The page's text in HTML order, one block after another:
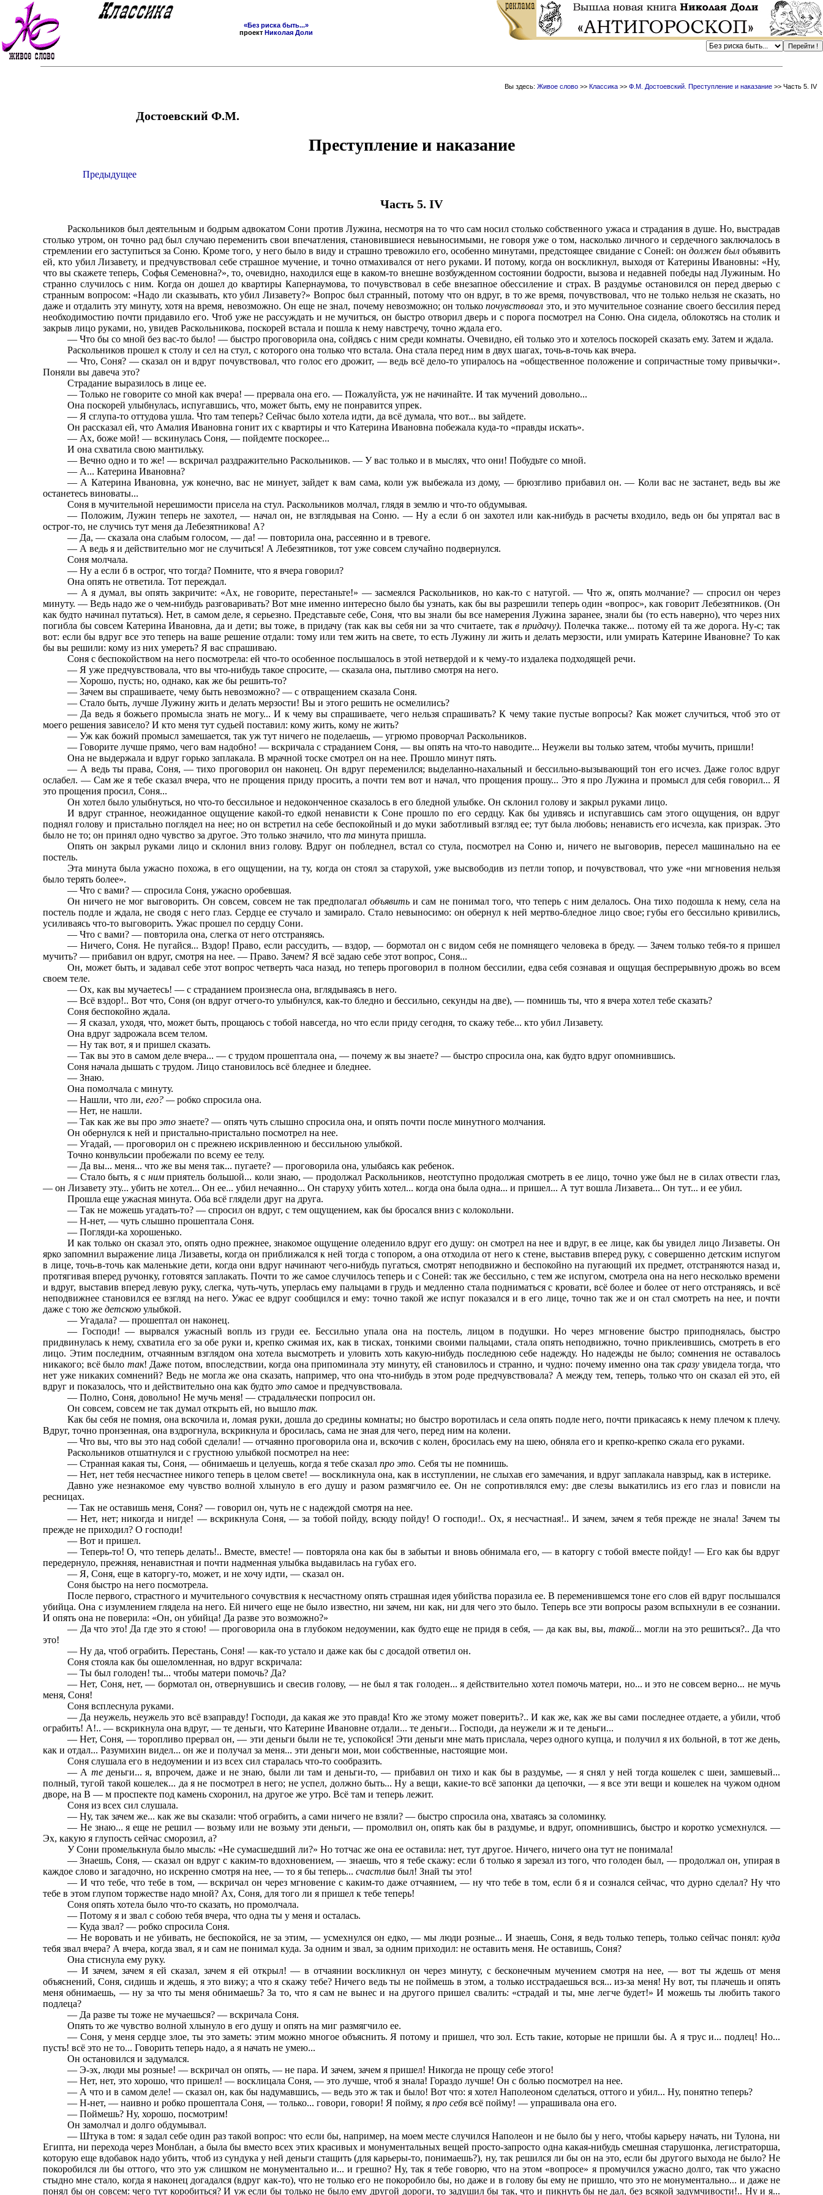
«Без риска быть...»
проект Николая Доли
Вы здесь: Живое слово >> Классика >> Ф.М. Достоевский. Преступление и наказание >> Часть 5. IV
Достоевский Ф.М.
Преступление и наказание
Предыдущее
Часть 5. IV
Раскольников был деятельным и бодрым адвокатом Сони против Лужина, несмотря на то что сам носил столько собственного ужаса и страдания в душе. Но, выстрадав
столько утром, он точно рад был случаю переменить свои впечатления, становившиеся невыносимыми, не говоря уже о том, насколько личного и сердечного заключалось в
стремлении его заступиться за Соню. Кроме того, у него было в виду и страшно тревожило его, особенно минутами, предстоящее свидание с Соней: он должен былобъявить
ей, кто убил Лизавету, и предчувствовал себе страшное мучение, и точно отмахивался от него руками. И потому, когда он воскликнул, выходя от Катерины Ивановны: «Ну,
что вы скажете теперь, Софья Семеновна?», то, очевидно, находился еще в каком-то внешне возбужденном состоянии бодрости, вызова и недавней победы над Лужиным. Но
странно случилось с ним. Когда он дошел до квартиры Капернаумова, то почувствовал в себе внезапное обессиление и страх. В раздумье остановился он перед дверью с
странным вопросом: «Надо ли сказывать, кто убил Лизавету?» Вопрос был странный, потому что он вдруг, в то же время, почувствовал, что не только нельзя не сказать, но
даже и отдалить эту минуту, хотя на время, невозможно. Он еще не знал, почему невозможно; он толькопочувствовал это, и это мучительное сознание своего бессилия перед
необходимостию почти придавило его. Чтоб уже не рассуждать и не мучиться, он быстро отворил дверь и с порога посмотрел на Соню. Она сидела, облокотясь на столик и
закрыв лицо руками, но, увидев Раскольникова, поскорей встала и пошла к нему навстречу, точно ждала его.
— Что бы со мной без вас-то было! — быстро проговорила она, сойдясь с ним среди комнаты. Очевидно, ей только это и хотелось поскорей сказать ему. Затем и ждала.
Раскольников прошел к столу и сел на стул, с которого она только что встала. Она стала перед ним в двух шагах, точь-в-точь как вчера.
— Что, Соня? — сказал он и вдруг почувствовал, что голос его дрожит, — ведь всё дело-то упиралось на «общественное положение и сопричастные тому привычки».
Поняли вы давеча это?
Страдание выразилось в лице ее.
— Только не говорите со мной как вчера! — прервала она его. — Пожалуйста, уж не начинайте. И так мучений довольно...
Она поскорей улыбнулась, испугавшись, что, может быть, ему не понравится упрек.
— Я сглупа-то оттудова ушла. Что там теперь? Сейчас было хотела идти, да всё думала, что вот... вы зайдете.
Он рассказал ей, что Амалия Ивановна гонит их с квартиры и что Катерина Ивановна побежала куда-то «правды искать».
— Ах, боже мой! — вскинулась Соня, — пойдемте поскорее...
И она схватила свою мантильку.
— Вечно одно и то же! — вскричал раздражительно Раскольников. — У вас только и в мыслях, что они! Побудьте со мной.
— А... Катерина Ивановна?
— А Катерина Ивановна, уж конечно, вас не минует, зайдет к вам сама, коли уж выбежала из дому, — брюзгливо прибавил он. — Коли вас не застанет, ведь вы же
останетесь виноваты...
Соня в мучительной нерешимости присела на стул. Раскольников молчал, глядя в землю и что-то обдумывая.
— Положим, Лужин теперь не захотел, — начал он, не взглядывая на Соню. — Ну а если б он захотел или как-нибудь в расчеты входило, ведь он бы упрятал вас в
острог-то, не случись тут меня да Лебезятникова! А?
— Да, — сказала она слабым голосом, — да! — повторила она, рассеянно и в тревоге.
— А ведь я и действительно мог не случиться! А Лебезятников, тот уже совсем случайно подвернулся.
Соня молчала.
— Ну а если б в острог, что тогда? Помните, что я вчера говорил?
Она опять не ответила. Тот переждал.
— А я думал, вы опять закричите: «Ах, не говорите, перестаньте!» — засмеялся Раскольников, но как-то с натугой. — Что ж, опять молчание? — спросил он через
минуту. — Ведь надо же о чем-нибудь разговаривать? Вот мне именно интересно было бы узнать, как бы вы разрешили теперь один «вопрос», как говорит Лебезятников. (Он
как будто начинал путаться). Нет, в самом деле, я серьезно. Представьте себе, Соня, что вы знали бы все намерения Лужина заранее, знали бы (то есть наверно), что через них
погибла бы совсем Катерина Ивановна, да и дети; вы тоже, в придачу (так как вы себя ни за что считаете, такв придачу).Полечка также... потому ей та же дорога. Ну-с; так
вот: если бы вдруг все это теперь на ваше решение отдали: тому или тем жить на свете, то есть Лужину ли жить и делать мерзости, или умирать Катерине Ивановне? То как
бы вы решили: кому из них умереть? Я вас спрашиваю.
Соня с беспокойством на него посмотрела: ей что-то особенное послышалось в этой нетвердой и к чему-то издалека подходящей речи.
— Я уже предчувствовала, что вы что-нибудь такое спросите, — сказала она, пытливо смотря на него.
— Хорошо, пусть; но, однако, как же бы решить-то?
— Зачем вы спрашиваете, чему быть невозможно? — с отвращением сказала Соня.
— Стало быть, лучше Лужину жить и делать мерзости! Вы и этого решить не осмелились?
— Да ведь я божьего промысла знать не могу... И к чему вы спрашиваете, чего нельзя спрашивать? К чему такие пустые вопросы? Как может случиться, чтоб это от
моего решения зависело? И кто меня тут судьей поставил: кому жить, кому не жить?
— Уж как божий промысл замешается, так уж тут ничего не поделаешь, — угрюмо проворчал Раскольников.
— Говорите лучше прямо, чего вам надобно! — вскричала с страданием Соня, — вы опять на что-то наводите... Неужели вы только затем, чтобы мучить, пришли!
Она не выдержала и вдруг горько заплакала. В мрачной тоске смотрел он на нее. Прошло минут пять.
— А ведь ты права, Соня, — тихо проговорил он наконец. Он вдруг переменился; выделанно-нахальный и бессильно-вызывающий тон его исчез. Даже голос вдруг
ослабел. — Сам же я тебе сказал вчера, что не прощения приду просить, а почти тем вот и начал, что прощения прошу... Это я про Лужина и промысл для себя говорил... Я
это прощения просил, Соня...
Он хотел было улыбнуться, но что-то бессильное и недоконченное сказалось в его бледной улыбке. Он склонил голову и закрыл руками лицо.
И вдруг странное, неожиданное ощущение какой-то едкой ненависти к Соне прошло по его сердцу. Как бы удивясь и испугавшись сам этого ощущения, он вдруг
поднял голову и пристально поглядел на нее; но он встретил на себе беспокойный и до муки заботливый взгляд ее; тут была любовь; ненависть его исчезла, как призрак. Это
было не то; он принял одно чувство за другое. Это только значило, что та минута пришла.
Опять он закрыл руками лицо и склонил вниз голову. Вдруг он побледнел, встал со стула, посмотрел на Соню и, ничего не выговорив, пересел машинально на ее
постель.
Эта минута была ужасно похожа, в его ощущении, на ту, когда он стоял за старухой, уже высвободив из петли топор, и почувствовал, что уже «ни мгновения нельзя
было терять более».
— Что с вами? — спросила Соня, ужасно оробевшая.
Он ничего не мог выговорить. Он совсем, совсем не так предполагалобъявитьи сам не понимал того, что теперь с ним делалось. Она тихо подошла к нему, села на
постель подле и ждала, не сводя с него глаз. Сердце ее стучало и замирало. Стало невыносимо: он обернул к ней мертво-бледное лицо свое; губы его бессильно кривились,
усиливаясь что-то выговорить. Ужас прошел по сердцу Сони.
— Что с вами? — повторила она, слегка от него отстраняясь.
— Ничего, Соня. Не пугайся... Вздор! Право, если рассудить, — вздор, — бормотал он с видом себя не помнящего человека в бреду. — Зачем только тебя-то я пришел
мучить? — прибавил он вдруг, смотря на нее. — Право. Зачем? Я всё задаю себе этот вопрос, Соня...
Он, может быть, и задавал себе этот вопрос четверть часа назад, но теперь проговорил в полном бессилии, едва себя сознавая и ощущая беспрерывную дрожь во всем
своем теле.
— Ох, как вы мучаетесь! — с страданием произнесла она, вглядываясь в него.
— Всё вздор!.. Вот что, Соня (он вдруг отчего-то улыбнулся, как-то бледно и бессильно, секунды на две), — помнишь ты, что я вчера хотел тебе сказать?
Соня беспокойно ждала.
— Я сказал, уходя, что, может быть, прощаюсь с тобой навсегда, но что если приду сегодня, то скажу тебе... кто убил Лизавету.
Она вдруг задрожала всем телом.
— Ну так вот, я и пришел сказать.
— Так вы это в самом деле вчера... — с трудом прошептала она, — почему ж вы знаете? — быстро спросила она, как будто вдруг опомнившись.
Соня начала дышать с трудом. Лицо становилось всё бледнее и бледнее.
— Знаю.
Она помолчала с минуту.
— Нашли, что ли, его? —робко спросила она.
— Нет, не нашли.
— Так как же вы про это знаете? — опять чуть слышно спросила она, и опять почти после минутного молчания.
Он обернулся к ней и пристально-пристально посмотрел на нее.
— Угадай, — проговорил он с прежнею искривленною и бессильною улыбкой.
Точно конвульсии пробежали по всему ее телу.
— Да вы... меня... что же вы меня так... пугаете? — проговорила она, улыбаясь как ребенок.
— Стало быть, я с нимприятель большой... коли знаю, — продолжал Раскольников, неотступно продолжая смотреть в ее лицо, точно уже был не в силах отвести глаз,
— он Лизавету эту... убить не хотел... Он ее... убил нечаянно... Он старуху убить хотел... когда она была одна... и пришел... А тут вошла Лизавета... Он тут... и ее убил.
Прошла еще ужасная минута. Оба всё глядели друг на друга.
— Так не можешь угадать-то? — спросил он вдруг, с тем ощущением, как бы бросался вниз с колокольни.
— Н-нет, — чуть слышно прошептала Соня.
— Погляди-ка хорошенько.
И как только он сказал это, опять одно прежнее, знакомое ощущение оледенило вдруг его душу: он смотрел на нее и вдруг, в ее лице, как бы увидел лицо Лизаветы. Он
ярко запомнил выражение лица Лизаветы, когда он приближался к ней тогда с топором, а она отходила от него к стене, выставив вперед руку, с совершенно детским испугом
в лице, точь-в-точь как маленькие дети, когда они вдруг начинают чего-нибудь пугаться, смотрят неподвижно и беспокойно на пугающий их предмет, отстраняются назад и,
протягивая вперед ручонку, готовятся заплакать. Почти то же самое случилось теперь и с Соней: так же бессильно, с тем же испугом, смотрела она на него несколько времени
и вдруг, выставив вперед левую руку, слегка, чуть-чуть, уперлась ему пальцами в грудь и медленно стала подниматься с кровати, всё более и более от него отстраняясь, и всё
неподвижнее становился ее взгляд на него. Ужас ее вдруг сообщился и ему: точно такой же испуг показался и в его лице, точно так же и он стал смотреть на нее, и почти
даже с тою же детскою улыбкой.
— Угадала? — прошептал он наконец.
— Господи! — вырвался ужасный вопль из груди ее. Бессильно упала она на постель, лицом в подушки. Но через мгновение быстро приподнялась, быстро
придвинулась к нему, схватила его за обе руки и, крепко сжимая их, как в тисках, тонкими своими пальцами, стала опять неподвижно, точно приклеившись, смотреть в его
лицо. Этим последним, отчаянным взглядом она хотела высмотреть и уловить хоть какую-нибудь последнюю себе надежду. Но надежды не было; сомнения не оставалось
никакого; всё было так! Даже потом, впоследствии, когда она припоминала эту минуту, ей становилось и странно, и чудно: почему именно она таксразу увидела тогда, что
нет уже никаких сомнений? Ведь не могла же она сказать, например, что она что-нибудь в этом роде предчувствовала? А между тем, теперь, только что он сказал ей это, ей
вдруг и показалось, что и действительно она как будто это самое и предчувствовала.
— Полно, Соня, довольно! Не мучь меня! — страдальчески попросил он.
Он совсем, совсем не так думал открыть ей, но вышло так.
Как бы себя не помня, она вскочила и, ломая руки, дошла до средины комнаты; но быстро воротилась и села опять подле него, почти прикасаясь к нему плечом к плечу.
Вдруг, точно пронзенная, она вздрогнула, вскрикнула и бросилась, сама не зная для чего, перед ним на колени.
— Что вы, что вы это над собой сделали! — отчаянно проговорила она и, вскочив с колен, бросилась ему на шею, обняла его и крепко-крепко сжала его руками.
Раскольников отшатнулся и с грустною улыбкой посмотрел на нее:
— Странная какая ты, Соня, — обнимаешь и целуешь, когда я тебе сказал про это. Себя ты не помнишь.
— Нет, нет тебя несчастнее никого теперь в целом свете! — воскликнула она, как в исступлении, не слыхав его замечания, и вдруг заплакала навзрыд, как в истерике.
Давно уже незнакомое ему чувство волной хлынуло в его душу и разом размягчило ее. Он не сопротивлялся ему: две слезы выкатились из его глаз и повисли на
ресницах.
— Так не оставишь меня, Соня? — говорил он, чуть не с надеждой смотря на нее.
— Нет, нет; никогда и нигде! — вскрикнула Соня, — за тобой пойду, всюду пойду! О господи!.. Ох, я несчастная!.. И зачем, зачем я тебя прежде не знала! Зачем ты
прежде не приходил? О господи!
— Вот и пришел.
— Теперь-то! О, что теперь делать!.. Вместе, вместе! — повторяла она как бы в забытьи и вновь обнимала его, — в каторгу с тобой вместе пойду! — Его как бы вдруг
передернуло, прежняя, ненавистная и почти надменная улыбка выдавилась на губах его.
— Я, Соня, еще в каторгу-то, может, и не хочу идти, — сказал он.
Соня быстро на него посмотрела.
После первого, страстного и мучительного сочувствия к несчастному опять страшная идея убийства поразила ее. В переменившемся тоне его слов ей вдруг послышался
убийца. Она с изумлением глядела на него. Ей ничего еще не было известно, ни зачем, ни как, ни для чего это было. Теперь все эти вопросы разом вспыхнули в ее сознании.
И опять она не поверила: «Он, он убийца! Да разве это возможно?»
— Да что это! Да где это я стою! — проговорила она в глубоком недоумении, как будто еще не придя в себя, — да как вы, вы, такой...могли на это решиться?.. Да что
это!
— Ну да, чтоб ограбить. Перестань, Соня! — как-то устало и даже как бы с досадой ответил он.
Соня стояла как бы ошеломленная, но вдруг вскричала:
— Ты был голоден! ты... чтобы матери помочь? Да?
— Нет, Соня, нет, — бормотал он, отвернувшись и свесив голову, — не был я так голоден... я действительно хотел помочь матери, но... и это не совсем верно... не мучь
меня, Соня!
Соня всплеснула руками.
— Да неужель, неужель это всё взаправду! Господи, да какая же это правда! Кто же этому может поверить?.. И как же, как же вы сами последнее отдаете, а убили, чтоб
ограбить! А!.. — вскрикнула она вдруг, — те деньги, что Катерине Ивановне отдали... те деньги... Господи, да неужели ж и те деньги...
— Нет, Соня, — торопливо прервал он, — эти деньги были не те, успокойся! Эти деньги мне мать прислала, через одного купца, и получил я их больной, в тот же день,
как и отдал... Разумихин видел... он же и получал за меня... эти деньги мои, мои собственные, настоящие мои.
Соня слушала его в недоумении и из всех сил старалась что-то сообразить.
— А те деньги... я, впрочем, даже и не знаю, были ли там и деньги-то, — прибавил он тихо и как бы в раздумье, — я снял у ней тогда кошелек с шеи, замшевый...
полный, тугой такой кошелек... да я не посмотрел в него; не успел, должно быть... Ну а вещи, какие-то всё запонки да цепочки, — я все эти вещи и кошелек на чужом одном
дворе, на В — м проспекте под камень схоронил, на другое же утро. Всё там и теперь лежит.
Соня из всех сил слушала.
— Ну, так зачем же... как же вы сказали: чтоб ограбить, а сами ничего не взяли? — быстро спросила она, хватаясь за соломинку.
— Не знаю... я еще не решил — возьму или не возьму эти деньги, — промолвил он, опять как бы в раздумье, и вдруг, опомнившись, быстро и коротко усмехнулся. —
Эх, какую я глупость сейчас сморозил, а?
У Сони промелькнула было мысль: «Не сумасшедший ли?» Но тотчас же она ее оставила: нет, тут другое. Ничего, ничего она тут не понимала!
— Знаешь, Соня, — сказал он вдруг с каким-то вдохновением, — знаешь, что я тебе скажу: если б только я зарезал из того, что голоден был, — продолжал он, упирая в
каждое слово и загадочно, но искренно смотря на нее, — то я бы теперь... счастлив был! Знай ты это!
— И что тебе, что тебе в том, — вскричал он через мгновение с каким-то даже отчаянием, — ну что тебе в том, если б я и сознался сейчас, что дурно сделал? Ну что
тебе в этом глупом торжестве надо мной? Ах, Соня, для того ли я пришел к тебе теперь!
Соня опять хотела было что-то сказать, но промолчала.
— Потому я и звал с собою тебя вчера, что одна ты у меня и осталась.
— Куда звал? — робко спросила Соня.
— Не воровать и не убивать, не беспокойся, не за этим, — усмехнулся он едко, — мы люди розные... И знаешь, Соня, я ведь только теперь, только сейчас понял: куда
тебя звал вчера? А вчера, когда звал, я и сам не понимал куда. За одним и звал, за одним приходил: не оставить меня. Не оставишь, Соня?
Она стиснула ему руку.
— И зачем, зачем я ей сказал, зачем я ей открыл! — в отчаянии воскликнул он через минуту, с бесконечным мучением смотря на нее, — вот ты ждешь от меня
объяснений, Соня, сидишь и ждешь, я это вижу; а что я скажу тебе? Ничего ведь ты не поймешь в этом, а только исстрадаешься вся... из-за меня! Ну вот, ты плачешь и опять
меня обнимаешь, — ну за что ты меня обнимаешь? За то, что я сам не вынес и на другого пришел свалить: «страдай и ты, мне легче будет!» И можешь ты любить такого
подлеца?
— Да разве ты тоже не мучаешься? — вскричала Соня.
Опять то же чувство волной хлынуло в его душу и опять на миг размягчило ее.
— Соня, у меня сердце злое, ты это заметь: этим можно многое объяснить. Я потому и пришел, что зол. Есть такие, которые не пришли бы. А я трус и... подлец! Но...
пусть! всё это не то... Говорить теперь надо, а я начать не умею...
Он остановился и задумался.
— Э-эх, люди мы розные! — вскричал он опять, — не пара. И зачем, зачем я пришел! Никогда не прощу себе этого!
— Нет, нет, это хорошо, что пришел! — восклицала Соня, — это лучше, чтоб я знала! Гораздо лучше! Он с болью посмотрел на нее.
— А что и в самом деле! — сказал он, как бы надумавшись, — ведь это ж так и было! Вот что: я хотел Наполеоном сделаться, оттого и убил... Ну, понятно теперь?
— Н-нет, — наивно и робко прошептала Соня, — только... говори, говори! Я пойму, я про себя всё пойму! — упрашивала она его.
— Поймешь? Ну, хорошо, посмотрим!
Он замолчал и долго обдумывал.
— Штука в том: я задал себе один раз такой вопрос: что если бы, например, на моем месте случился Наполеон и не было бы у него, чтобы карьеру начать, ни Тулона, ни
Египта, ни перехода через Монблан, а была бы вместо всех этих красивых и монументальных вещей просто-запросто одна какая-нибудь смешная старушонка, легистраторша,
которую еще вдобавок надо убить, чтоб из сундука у ней деньги стащить (для карьеры-то, понимаешь?), ну, так решился ли бы он на это, если бы другого выхода не было? Не
покоробился ли бы оттого, что это уж слишком не монументально и... и грешно? Ну, так я тебе говорю, что на этом «вопросе» я промучился ужасно долго, так что ужасно
стыдно мне стало, когда я наконец догадался (вдруг как-то), что не только его не покоробило бы, но даже и в голову бы ему не пришло, что это не монументально... и даже не
понял бы он совсем: чего тут коробиться? И уж если бы только не было ему другой дороги, то задушил бы так, что и пикнуть бы не дал, без всякой задумчивости!.. Ну и я...